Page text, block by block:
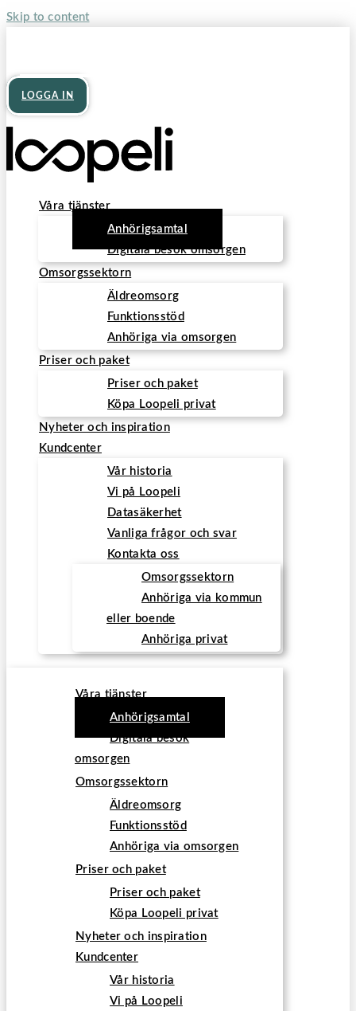
Skip to content
LOGGA IN
Våra tjänster
Anhörigsamtal
Digitala besök omsorgen
Omsorgssektorn
Äldreomsorg
Funktionsstöd
Anhöriga via omsorgen
Priser och paket
Priser och paket
Köpa Loopeli privat
Nyheter och inspiration
Kundcenter
Vår historia
Vi på Loopeli
Datasäkerhet
Vanliga frågor och svar
Kontakta oss
Omsorgssektorn
Anhöriga via kommun
eller boende
Anhöriga privat
Våra tjänster
Anhörigsamtal
Digitala besök
omsorgen
Omsorgssektorn
Äldreomsorg
Funktionsstöd
Anhöriga via omsorgen
Priser och paket
Priser och paket
Köpa Loopeli privat
Nyheter och inspiration
Kundcenter
Vår historia
Vi på Loopeli